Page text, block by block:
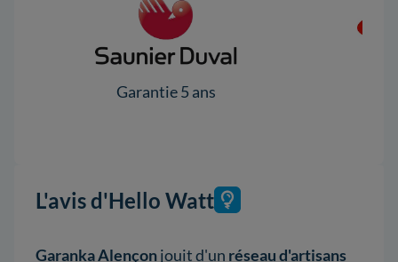
Garantie 5 ans
L'avis d'Hello Watt
Garanka Alençonjouit d'un réseau d'artisans